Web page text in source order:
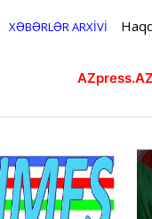
XƏBƏRLƏR ARXİVİ